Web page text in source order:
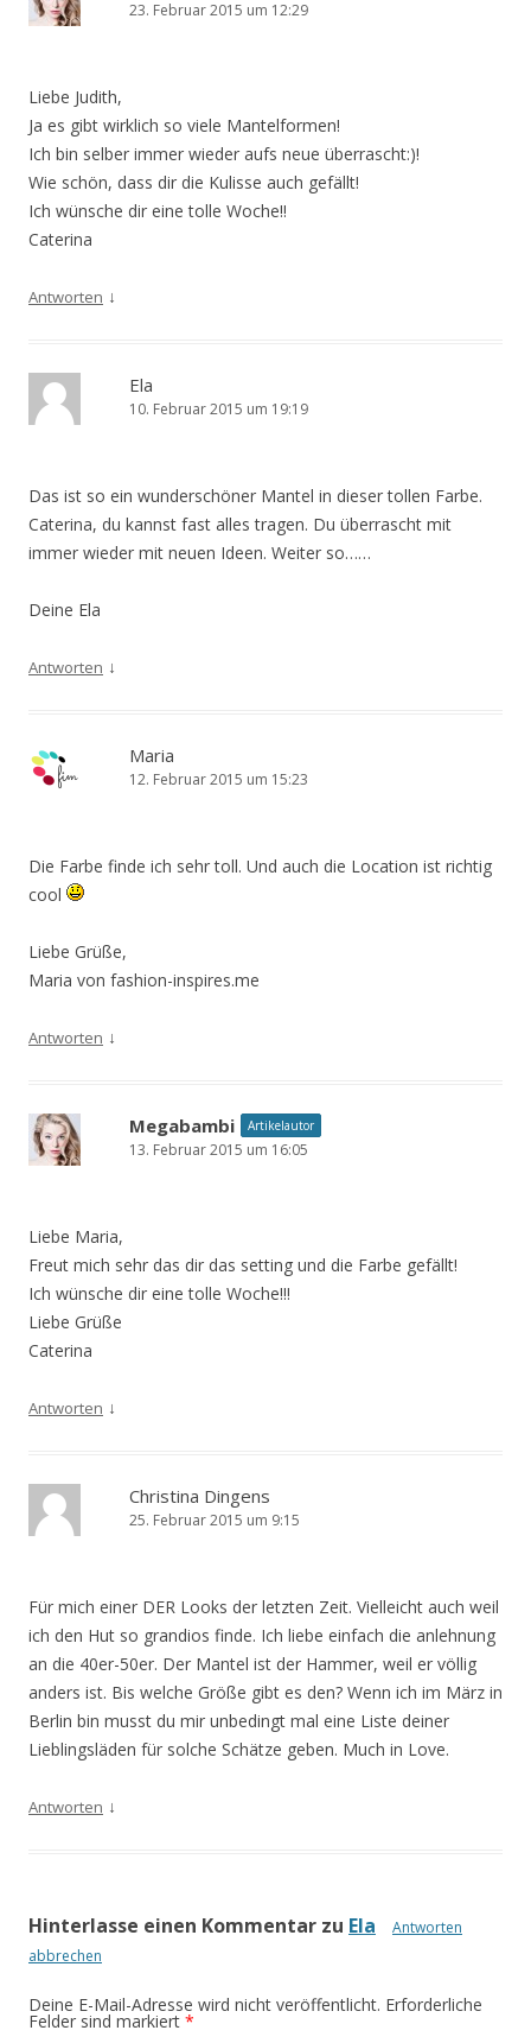
23. Februar 2015 um 12:29
Liebe Judith,
Ja es gibt wirklich so viele Mantelformen!
Ich bin selber immer wieder aufs neue überrascht:)!
Wie schön, dass dir die Kulisse auch gefällt!
Ich wünsche dir eine tolle Woche!!
Caterina
Antworten ↓
Ela
10. Februar 2015 um 19:19
Das ist so ein wunderschöner Mantel in dieser tollen Farbe.
Caterina, du kannst fast alles tragen. Du überrascht mit
immer wieder mit neuen Ideen. Weiter so……
Deine Ela
Antworten ↓
Maria
12. Februar 2015 um 15:23
Die Farbe finde ich sehr toll. Und auch die Location ist richtig
cool
Liebe Grüße,
Maria von fashion-inspires.me
Antworten ↓
Megabambi Artikelautor
13. Februar 2015 um 16:05
Liebe Maria,
Freut mich sehr das dir das setting und die Farbe gefällt!
Ich wünsche dir eine tolle Woche!!!
Liebe Grüße
Caterina
Antworten ↓
Christina Dingens
25. Februar 2015 um 9:15
Für mich einer DER Looks der letzten Zeit. Vielleicht auch weil
ich den Hut so grandios finde. Ich liebe einfach die anlehnung
an die 40er-50er. Der Mantel ist der Hammer, weil er völlig
anders ist. Bis welche Größe gibt es den? Wenn ich im März in
Berlin bin musst du mir unbedingt mal eine Liste deiner
Lieblingsläden für solche Schätze geben. Much in Love.
Antworten ↓
Hinterlasse einen Kommentar zu Ela
Antworten
abbrechen
Deine E-Mail-Adresse wird nicht veröffentlicht. Erforderliche
Felder sind markiert *